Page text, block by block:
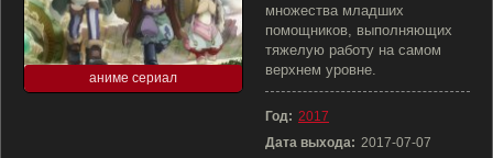
аниме сериал
множества младших
помощников, выполняющих
тяжелую работу на самом
верхнем уровне.
Год: 2017
Дата выхода: 2017-07-07